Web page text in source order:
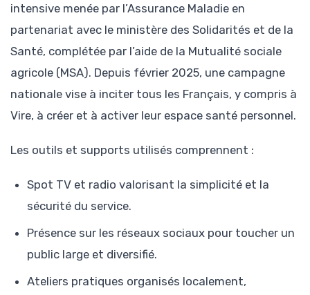
intensive menée par l’Assurance Maladie en
partenariat avec le ministère des Solidarités et de la
Santé, complétée par l’aide de la Mutualité sociale
agricole (MSA). Depuis février 2025, une campagne
nationale vise à inciter tous les Français, y compris à
Vire, à créer et à activer leur espace santé personnel.
Les outils et supports utilisés comprennent :
Spot TV et radio valorisant la simplicité et la
sécurité du service.
Présence sur les réseaux sociaux pour toucher un
public large et diversifié.
Ateliers pratiques organisés localement,